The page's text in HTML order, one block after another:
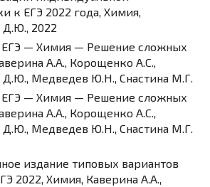
к ЕГЭ 2022 года, Химия,
2022
ЕГЭ — Химия — Решение сложных
А.А., Корощенко А.С.,
Д.Ю., Медведев Ю.Н., Снастина М.Г.
ЕГЭ — Химия — Решение сложных
А.А., Корощенко А.С.,
Д.Ю., Медведев Ю.Н., Снастина М.Г.
издание типовых вариантов
2022, Химия, Каверина А.А.,